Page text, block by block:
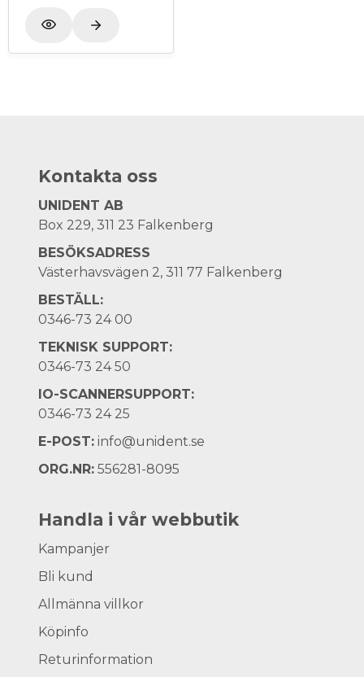
Kontakta oss
UNIDENT AB
Box 229, 311 23 Falkenberg
BESÖKSADRESS
Västerhavsvägen 2, 311 77 Falkenberg
BESTÄLL:
0346-73 24 00
TEKNISK SUPPORT:
0346-73 24 50
IO-SCANNERSUPPORT:
0346-73 24 25
E-POST: info@unident.se
ORG.NR: 556281-8095
Handla i vår webbutik
Kampanjer
Bli kund
Allmänna villkor
Köpinfo
Returinformation